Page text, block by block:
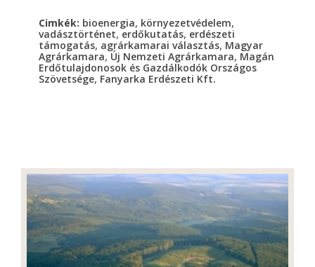
Cimkék: bioenergia, környezetvédelem,
vadásztörténet,erdőkutatás, erdészeti
támogatás, agrárkamarai választás, Magyar
Agrárkamara,Új Nemzeti Agrárkamara, Magán
Erdőtulajdonosok és Gazdálkodók Országos
Szövetsége, Fanyarka Erdészeti Kft.